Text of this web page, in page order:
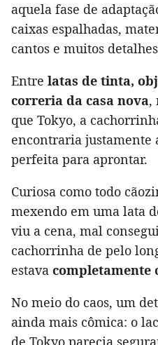
aquela fase de
caixas espalhadas,
cantos e muitos
Entre latas de tinta,
correria da casa nova,
que Tokyo, a
encontraria
perfeita para aprontar.
Curiosa como todo
mexendo em uma lata
viu a cena, mal
cachorrinha de pelo
estava completamente
No meio do caos, um
ainda mais cômica: o
de Tokyo parecia